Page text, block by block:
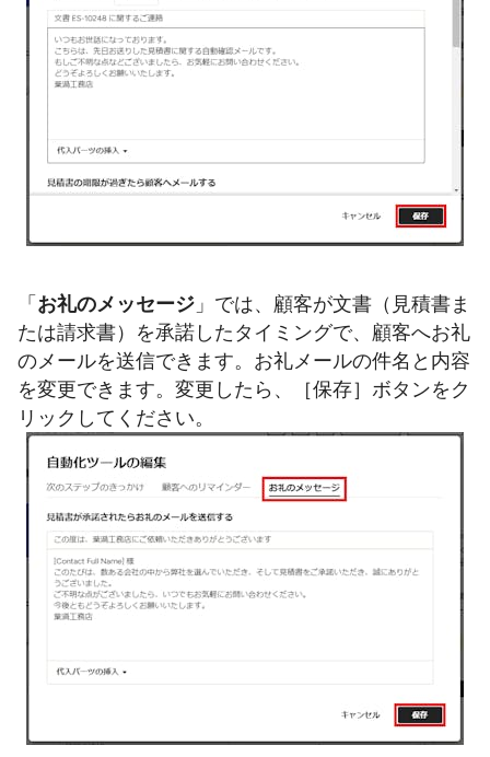
「 お礼のメッセージ 」では、顧客が文書（見積書ま
たは請求書）を承諾したタイミングで、顧客へお礼
のメールを送信できます。お礼メールの件名と内容
を変更できます。変更したら、［保存］ボタンをク
リックしてください。